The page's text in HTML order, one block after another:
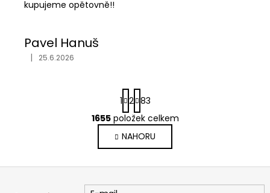
kupujeme opětovně!!
Pavel Hanuš
Hodnocení obchodu je 5 z 5 hvězdiček.
| 25.6.2026
O
v
l
á
S
t
r
á
n
k
á
1 2 83
1655položek celkem
NAHORU
Z